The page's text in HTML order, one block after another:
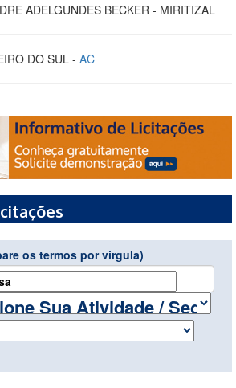
ADELGUNDES BECKER - MIRITIZAL
DO SUL - AC
os termos por virgula)